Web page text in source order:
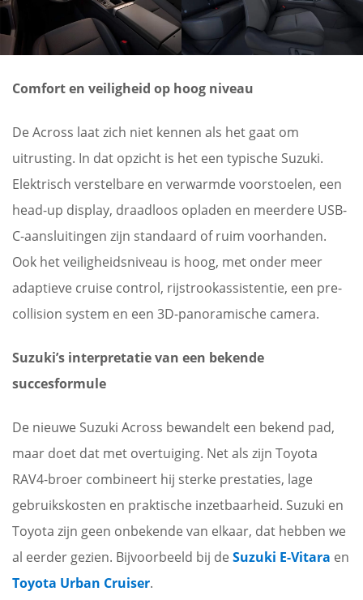
Comfort en veiligheid op hoog niveau
De Across laat zich niet kennen als het gaat om
uitrusting. In dat opzicht is het een typische Suzuki.
Elektrisch verstelbare en verwarmde voorstoelen, een
head-up display, draadloos opladen en meerdere USB-
C-aansluitingen zijn standaard of ruim voorhanden.
Ook het veiligheidsniveau is hoog, met onder meer
adaptieve cruise control, rijstrookassistentie, een pre-
collision system en een 3D-panoramische camera.
Suzuki’s interpretatie van een bekende
succesformule
De nieuwe Suzuki Across bewandelt een bekend pad,
maar doet dat met overtuiging. Net als zijn Toyota
RAV4-broer combineert hij sterke prestaties, lage
gebruikskosten en praktische inzetbaarheid. Suzuki en
Toyota zijn geen onbekende van elkaar, dat hebben we
al eerder gezien. Bijvoorbeeld bij de Suzuki E-Vitara en
Toyota Urban Cruiser.